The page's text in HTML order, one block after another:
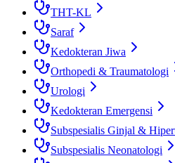
THT-KL
Saraf
Kedokteran Jiwa
Orthopedi & Traumatologi
Urologi
Kedokteran Emergensi
Subspesialis Ginjal &
Subspesialis Neonatologi